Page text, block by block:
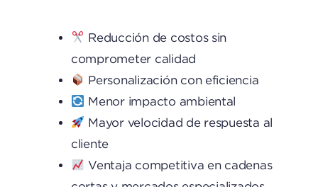
Reducción de costos sin
comprometer calidad
Personalización con eficiencia
Menor impacto ambiental
Mayor velocidad de respuesta al
cliente
Ventaja competitiva en cadenas